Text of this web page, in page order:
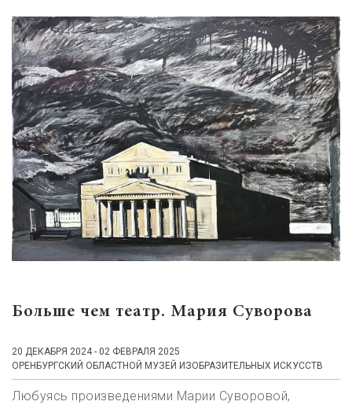
Больше чем театр. Мария Суворова
20 ДЕКАБРЯ 2024 - 02 ФЕВРАЛЯ 2025
ОРЕНБУРГСКИЙ ОБЛАСТНОЙ МУЗЕЙ ИЗОБРАЗИТЕЛЬНЫХ ИСКУССТВ
Любуясь произведениями Марии Суворовой,